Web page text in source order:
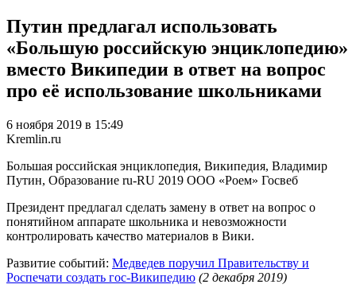
Путин предлагал использовать
«Большую российскую энциклопедию»
вместо Википедии в ответ на вопрос
про её использование школьниками
6 ноября 2019 в 15:49
Kremlin.ru
Большая российская энциклопедия, Википедия, Владимир
Путин, Образование ru-RU 2019 ООО «Роем» Госвеб
Президент предлагал сделать замену в ответ на вопрос о
понятийном аппарате школьника и невозможности
контролировать качество материалов в Вики.
Развитие событий: Медведев поручил Правительству и
Роспечати создать гос-Википедию (2 декабря 2019)